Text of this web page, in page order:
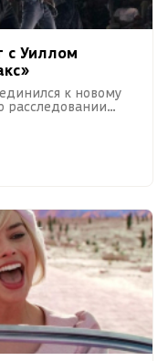
с Уиллом
к новому